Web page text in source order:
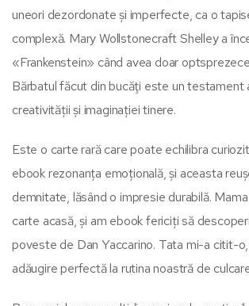
uneori dezordonate și imperfecte, ca o
complexă. Mary Wollstonecraft Shelley a
«Frankenstein» când avea doar
Bărbatul făcut din bucăţi este un testament
creativității și imaginației tinere.
Este o carte rară care poate echilibra
ebook rezonanța emoțională, și aceasta
demnitate, lăsând o impresie durabilă.
carte acasă, și am ebook fericiți să
poveste de Dan Yaccarino. Tata mi-a citit-
adăugire perfectă la rutina noastră de